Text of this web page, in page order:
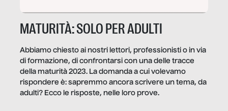
MATURITÀ: SOLO PER ADULTI
Abbiamo chiesto ai nostri lettori, professionisti o in via
di formazione, di confrontarsi con una delle tracce
della maturità 2023. La domanda a cui volevamo
rispondere è: sapremmo ancora scrivere un tema, da
adulti? Ecco le risposte, nelle loro prove.